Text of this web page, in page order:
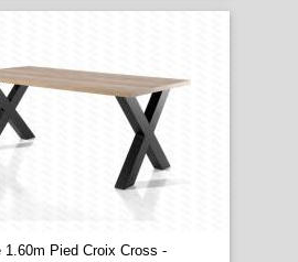
1.60m Pied Croix Cross -